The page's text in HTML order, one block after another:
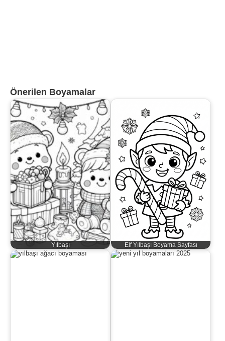
Önerilen Boyamalar
Yılbaşı Elf Yılbaşı Boyama Sayfası